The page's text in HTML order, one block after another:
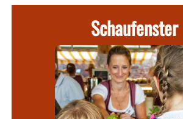
Schaufenster